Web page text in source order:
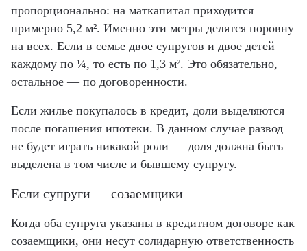
пропорционально: на маткапитал приходится
примерно 5,2 м². Именно эти метры делятся поровну
на всех. Если в семье двое супругов и двое детей —
каждому по ¼, то есть по 1,3 м². Это обязательно,
остальное — по договоренности.
Если жилье покупалось в кредит, доли выделяются
после погашения ипотеки. В данном случае развод
не будет играть никакой роли — доля должна быть
выделена в том числе и бывшему супругу.
Если супруги — созаемщики
Когда оба супруга указаны в кредитном договоре как
созаемщики, они несут солидарную ответственность